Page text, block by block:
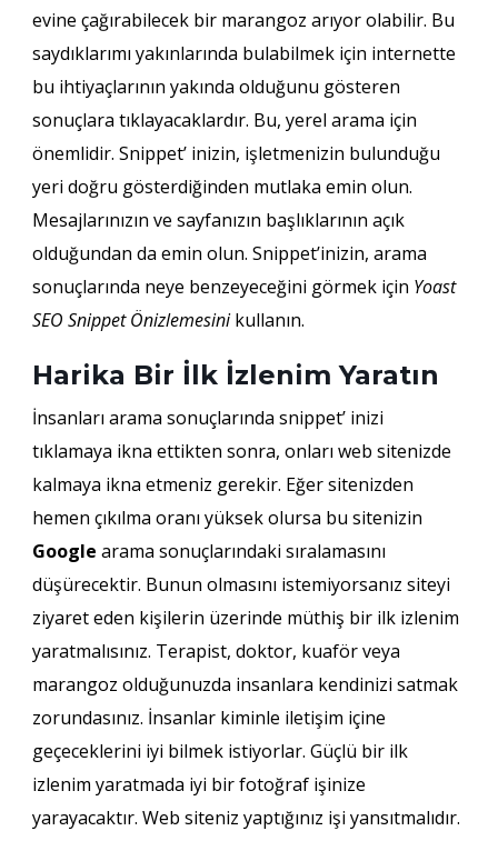
evine çağırabilecek bir marangoz arıyor olabilir. Bu
saydıklarımı yakınlarında bulabilmek için internette
bu ihtiyaçlarının yakında olduğunu gösteren
sonuçlara tıklayacaklardır. Bu, yerel arama için
önemlidir. Snippet’ inizin, işletmenizin bulunduğu
yeri doğru gösterdiğinden mutlaka emin olun.
Mesajlarınızın ve sayfanızın başlıklarının açık
olduğundan da emin olun. Snippet’inizin, arama
sonuçlarında neye benzeyeceğini görmek için Yoast
SEO Snippet Önizlemesinikullanın.
Harika Bir İlk İzlenim Yaratın
İnsanları arama sonuçlarında snippet’ inizi
tıklamaya ikna ettikten sonra, onları web sitenizde
kalmaya ikna etmeniz gerekir. Eğer sitenizden
hemen çıkılma oranı yüksek olursa bu sitenizin
Google arama sonuçlarındaki sıralamasını
düşürecektir. Bunun olmasını istemiyorsanız siteyi
ziyaret eden kişilerin üzerinde müthiş bir ilk izlenim
yaratmalısınız. Terapist, doktor, kuaför veya
marangoz olduğunuzda insanlara kendinizi satmak
zorundasınız. İnsanlar kiminle iletişim içine
geçeceklerini iyi bilmek istiyorlar. Güçlü bir ilk
izlenim yaratmada iyi bir fotoğraf işinize
yarayacaktır. Web siteniz yaptığınız işi yansıtmalıdır.